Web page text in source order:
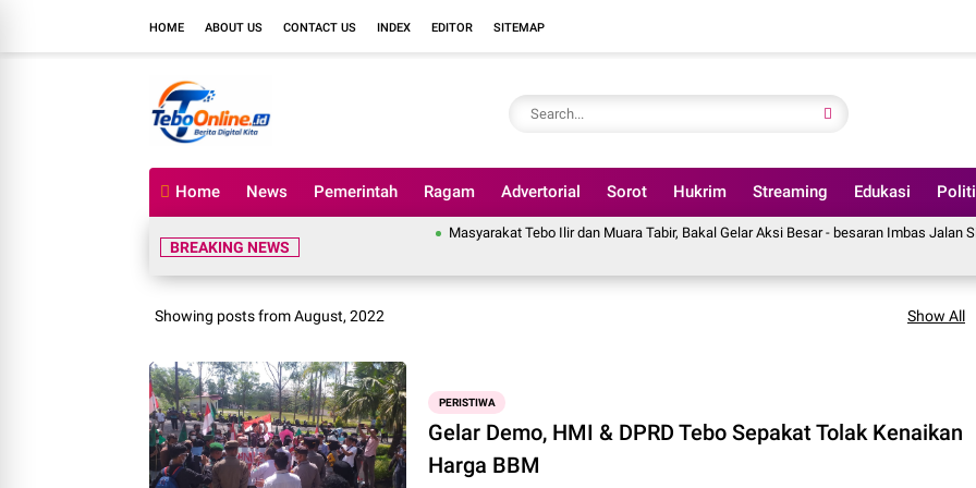
HOME ABOUT US CONTACT US INDEX EDITOR SITEMAP
Home News Pemerintah Ragam Advertorial Sorot Hukrim Streaming Edukasi
BREAKING NEWS
Masyarakat Tebo Ilir dan Muara Tabir, Bakal Gelar Aksi Besar - besaran Imbas Jalan Simpang Betung -
Showing posts from August, 2022 Show All
PERISTIWA
Gelar Demo, HMI & DPRD Tebo Sepakat Tolak Kenaikan
Harga BBM